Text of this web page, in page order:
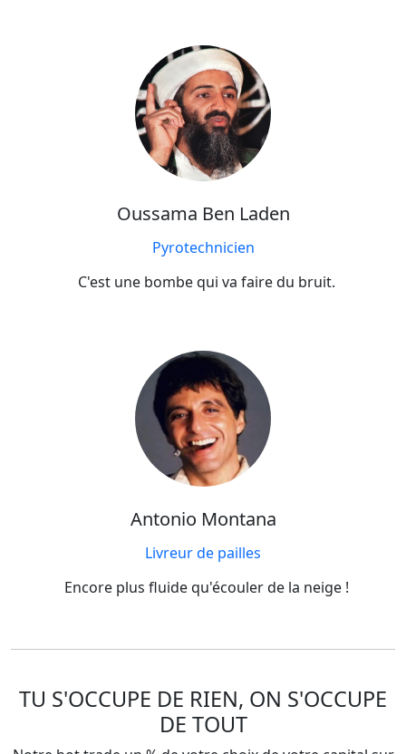
Oussama Ben Laden
Pyrotechnicien
C'est une bombe qui va faire du bruit.
Antonio Montana
Livreur de pailles
Encore plus fluide qu'écouler de la neige !
TU S'OCCUPE DE RIEN, ON S'OCCUPE
DE TOUT